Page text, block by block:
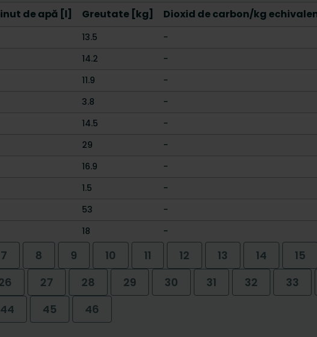
de apă [l] Greutate [kg] Dioxid de carbon/kg
13.5
-
14.2
-
11.9
-
3.8
-
14.5
-
29
-
16.9
-
1.5
-
53
-
18 -
7 8 9 10 11 12 13 14
15
27 28 29 30 31 32
33
44 45 46